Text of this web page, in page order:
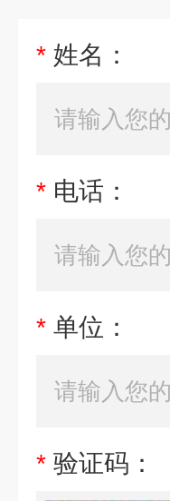
* 姓名：
* 电话：
* 单位：
* 验证码：